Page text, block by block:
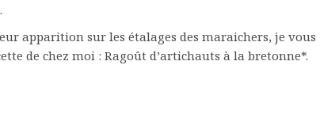
apparition sur les étalages des maraichers, je vous
de chez moi : Ragoût d’artichauts à la bretonne*.